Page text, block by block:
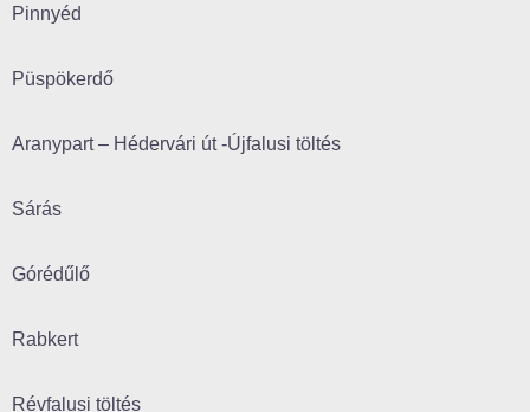
Pinnyéd
Püspökerdő
Aranypart – Hédervári út -Újfalusi töltés
Sárás
Górédűlő
Rabkert
Révfalusi töltés